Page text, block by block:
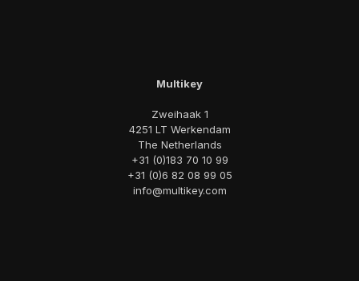
Multikey
Zweihaak 1
4251 LT Werkendam
The Netherlands
+31 (0)183 70 10 99
+31 (0)6 82 08 99 05
info@multikey.com